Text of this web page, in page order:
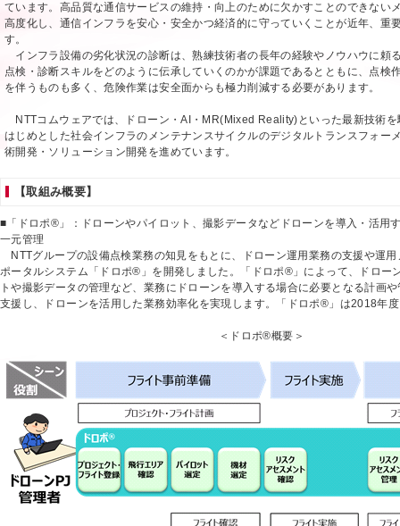
ています。高品質な通信サービスの維持・向上のために欠かすことのできない
高度化し、通信インフラを安心・安全かつ経済的に守っていくことが近年、重
す。
インフラ設備の劣化状況の診断は、熟練技術者の長年の経験やノウハウに頼
点検・診断スキルをどのように伝承していくのかが課題であるとともに、点検
を伴うものも多く、危険作業は安全面からも極力削減する必要があります。
NTTコムウェアでは、ドローン・AI・MR(Mixed Reality)といった最新技術を
はじめとした社会インフラのメンテナンスサイクルのデジタルトランスフォー
術開発・ソリューション開発を進めています。
【取組み概要】
■「ドロポ®」：ドローンやパイロット、撮影データなどドローンを導入・活用
一元管理
NTTグループの設備点検業務の知見をもとに、ドローン運用業務の支援や運
ポータルシステム「ドロポ®」を開発しました。「ドロポ®」によって、ドロー
トや撮影データの管理など、業務にドローンを導入する場合に必要となる計画
支援し、ドローンを活用した業務効率化を実現します。「ドロポ®」は2018年
＜ドロポ®概要＞